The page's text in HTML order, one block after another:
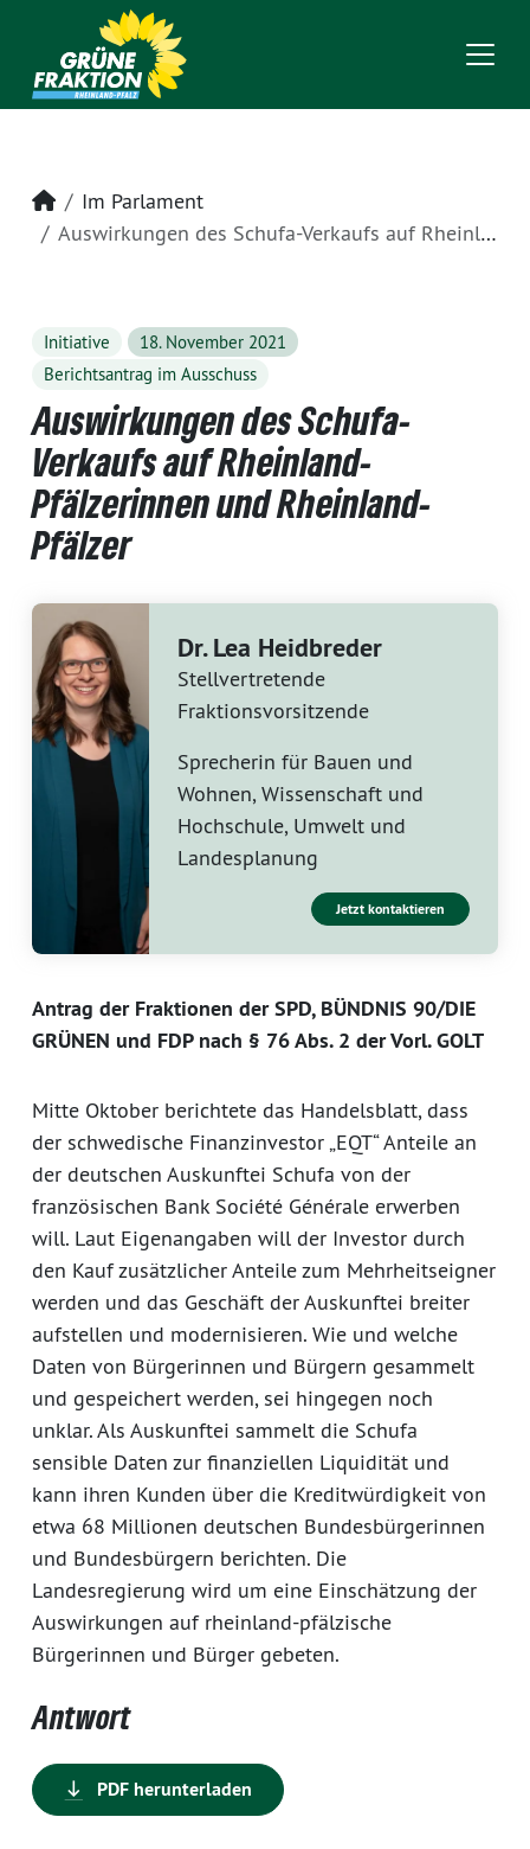
Startseite
Im Parlament
Auswirkungen des Schufa-Verkaufs auf Rheinland-Pfälzerinnen und Rheinland-Pfälzer
Initiative
18. November 2021
Berichtsantrag im Ausschuss
Auswirkungen des Schufa-
Verkaufs auf Rheinland-
Pfälzerinnen und Rheinland-
Pfälzer
Dr. Lea Heidbreder
Stellvertretende
Fraktionsvorsitzende
Sprecherin für Bauen und
Wohnen, Wissenschaft und
Hochschule, Umwelt und
Landesplanung
Jetzt kontaktieren
Antrag der Fraktionen der SPD, BÜNDNIS 90/DIE
GRÜNEN und FDP nach § 76 Abs. 2 der Vorl. GOLT
Mitte Oktober berichtete das Handelsblatt, dass
der schwedische Finanzinvestor „EQT“ Anteile an
der deutschen Auskunftei Schufa von der
französischen Bank Société Générale erwerben
will. Laut Eigenangaben will der Investor durch
den Kauf zusätzlicher Anteile zum Mehrheitseigner
werden und das Geschäft der Auskunftei breiter
aufstellen und modernisieren. Wie und welche
Daten von Bürgerinnen und Bürgern gesammelt
und gespeichert werden, sei hingegen noch
unklar. Als Auskunftei sammelt die Schufa
sensible Daten zur finanziellen Liquidität und
kann ihren Kunden über die Kreditwürdigkeit von
etwa 68 Millionen deutschen Bundesbürgerinnen
und Bundesbürgern berichten. Die
Landesregierung wird um eine Einschätzung der
Auswirkungen auf rheinland-pfälzische
Bürgerinnen und Bürger gebeten.
Antwort
PDF herunterladen